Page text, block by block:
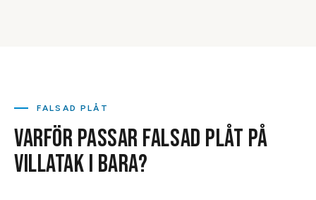
FALSAD PLÅT
VARFÖR PASSAR FALSAD PLÅT PÅ
VILLATAK I BARA?